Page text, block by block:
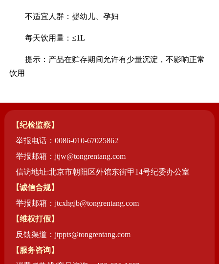
不适宜人群：婴幼儿、孕妇
每天饮用量：≤1L
提示：产品在贮存期间允许有少量沉淀，不影响正常
饮用
【纪检监察】
举报电话：0086-010-67025862
举报邮箱：jtjw@tongrentang.com
信访地址:北京市朝阳区外馆东街甲14号纪委办公室
【诚信合规】
举报邮箱：jtcxhgjb@tongrentang.com
【维权打假】
反馈渠道：jtppts@tongrentang.com
【服务咨询】